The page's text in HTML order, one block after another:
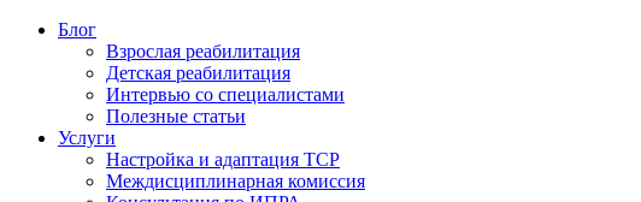
Блог
Взрослая реабилитация
Детская реабилитация
Интервью со специалистами
Полезные статьи
Услуги
Настройка и адаптация ТСР
Междисциплинарная комиссия